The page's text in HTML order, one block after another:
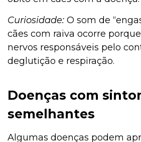
Curiosidade: O som de
cães com raiva ocorre
nervos responsáveis pelo
deglutição e respiração.
Doenças com
semelhantes
Algumas doenças podem